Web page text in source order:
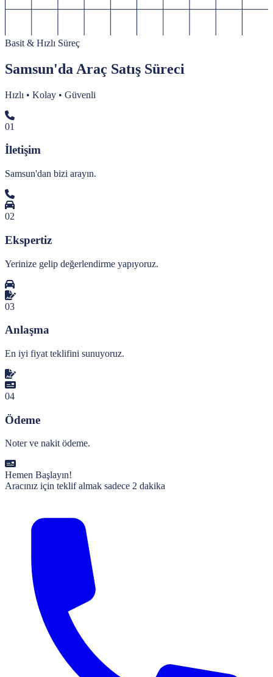
Basit & Hızlı Süreç
Samsun'da Araç Satış Süreci
Hızlı • Kolay • Güvenli
01
İletişim
Samsun'dan bizi arayın.
02
Ekspertiz
Yerinize gelip değerlendirme yapıyoruz.
03
Anlaşma
En iyi fiyat teklifini sunuyoruz.
04
Ödeme
Noter ve nakit ödeme.
Hemen Başlayın!
Aracınız için teklif almak sadece 2 dakika